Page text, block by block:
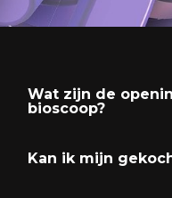
Wat zijn de
bioscoop?
Kan ik mijn